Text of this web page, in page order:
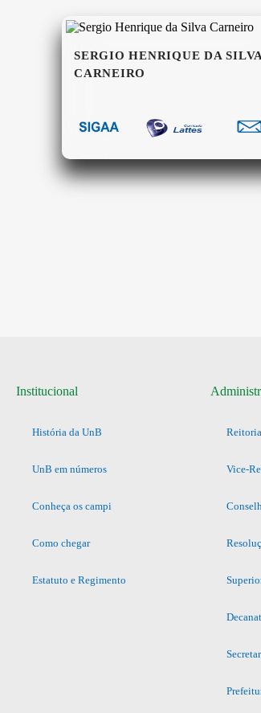
SERGIO HENRIQUE DA SILVA
CARNEIRO
Institucional
História da UnB
UnB em números
Conheça os campi
Como chegar
Estatuto e Regimento
Reitoria
Vice-